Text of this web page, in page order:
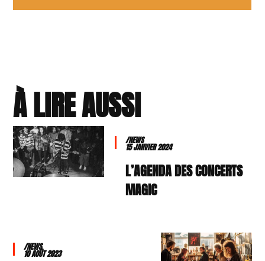
À LIRE AUSSI
/NEWS
15 JANVIER 2024
L’AGENDA DES CONCERTS
MAGIC
/NEWS
10 AOÛT 2023